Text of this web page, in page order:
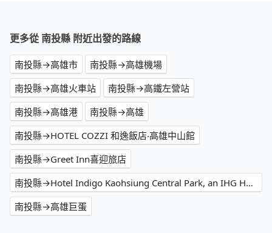
更多從 南投縣 附近出發的路線
南投縣→高雄市
南投縣→高雄機場
南投縣→高雄火車站
南投縣→高鐵左營站
南投縣→高雄港
南投縣→高雄
南投縣→HOTEL COZZI 和逸飯店‧高雄中山館
南投縣→Greet Inn喜迎旅店
南投縣→Hotel Indigo Kaohsiung Central Park, an IHG Hotel
南投縣→高雄巨蛋